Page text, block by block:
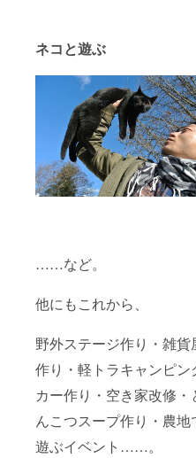
ネコと遊ぶ
……など。
他にもこれから、
野外ステージ作り・雑貨
作り・軽トラキャンピン
カー作り・空き家改修・
んこつスープ作り・農地
遊ぶイベント……。